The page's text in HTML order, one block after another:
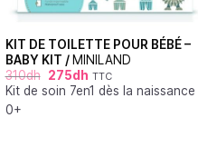
KIT DE TOILETTE POUR BÉBÉ –
BABY KIT / MINILAND
310dh 275dh TTC
Kit de soin 7en1 dès la naissance
0+